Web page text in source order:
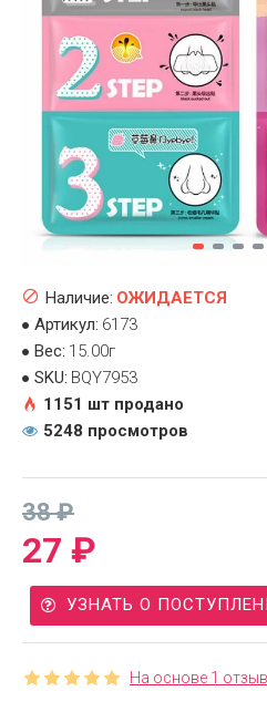
На основе 1
27 ₽
38 ₽
Наличие: ОЖИДАЕТСЯ
Артикул: 6173
Вес: 15.00г
SKU: BQY7953
1151 шт продано
5248 просмотров
УЗНАТЬ О